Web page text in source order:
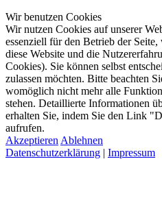
Wir benutzen Cookies
Wir nutzen Cookies auf unserer
essenziell für den Betrieb der
diese Website und die
Cookies). Sie können selbst
zulassen möchten. Bitte beachten
womöglich nicht mehr alle
stehen. Detaillierte Informationen
erhalten Sie, indem Sie den Link
aufrufen.
Akzeptieren Ablehnen
Datenschutzerklärung | Impressum